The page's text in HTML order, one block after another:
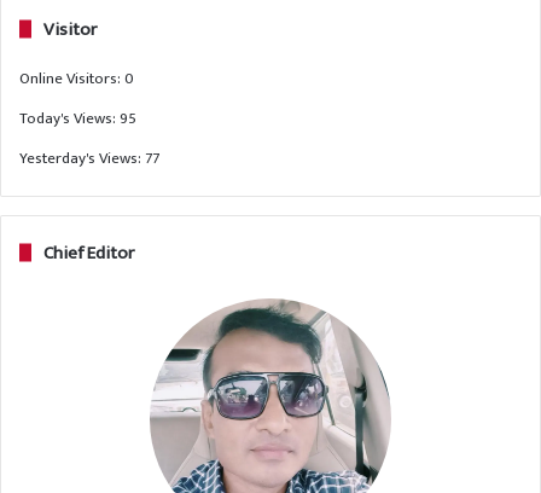
Visitor
Online Visitors:0
Today's Views:95
Yesterday's Views: 77
Chief Editor